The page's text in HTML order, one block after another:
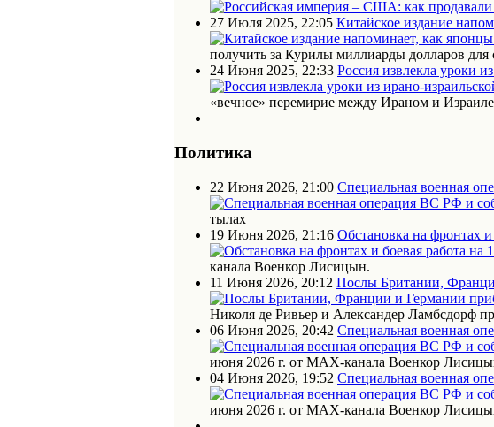
27 Июля 2025, 22:05 Китайское издание
получить за Курилы миллиарды долларов для
24 Июня 2025, 22:33 Россия извлекла уроки
«вечное» перемирие между Ираном и
Политика
22 Июня 2026, 21:00 Специальная военная
тылах
19 Июня 2026, 21:16 Обстановка на фронтах
канала Военкор Лисицын.
11 Июня 2026, 20:12 Послы Британии,
Николя де Ривьер и Александер Ламбсдорф
06 Июня 2026, 20:42 Специальная военная
июня 2026 г. от МАХ-канала Военкор
04 Июня 2026, 19:52 Специальная военная
июня 2026 г. от МАХ-канала Военкор